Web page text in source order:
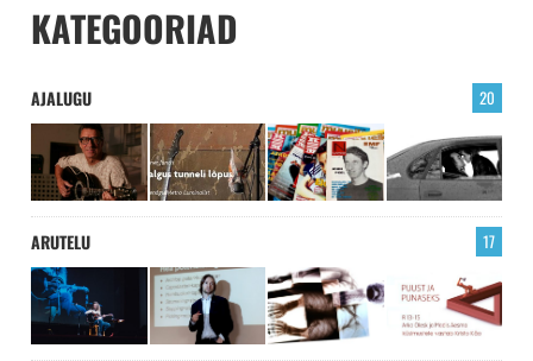
KATEGOORIAD
AJALUGU 20
ARUTELU 17